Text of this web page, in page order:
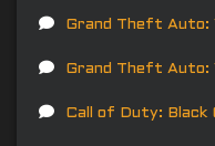
Grand Theft Auto:
Grand Theft Auto:
Call of Duty: Black